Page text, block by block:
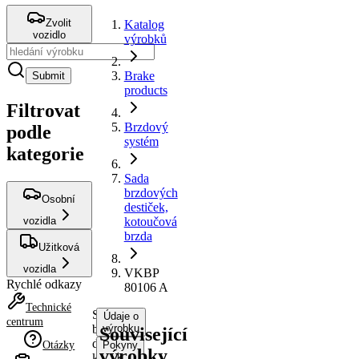
Zvolit
vozidlo
Submit
Filtrovat
podle
kategorie
Osobní
vozidla
Užitková
vozidla
Rychlé odkazy
Technické
centrum
Otázky
Katalog
výrobků
Brake
products
Brzdový
systém
Sada
brzdových
destiček,
kotoučová
brzda
VKBP
80106 A
Sada
brzdových
destiček,
Údaje o
výrobku
Pokyny
Související